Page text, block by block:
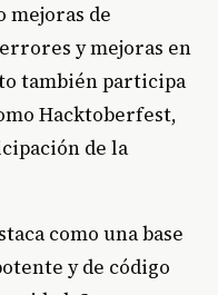
de
y mejoras en
también participa
Hacktoberfest,
de la
como una base
y de código